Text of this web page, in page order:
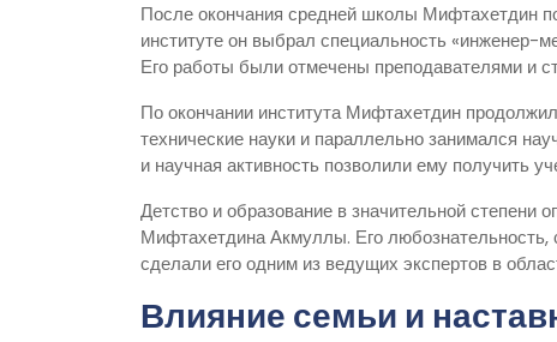
После окончания средней школы Мифтахетдин
институте он выбрал специальность «инженер-
Его работы были отмечены преподавателями и
По окончании института Мифтахетдин
технические науки и параллельно занимался
и научная активность позволили ему получить
Детство и образование в значительной степени
Мифтахетдина Акмуллы. Его любознательность,
сделали его одним из ведущих экспертов в
Влияние семьи и